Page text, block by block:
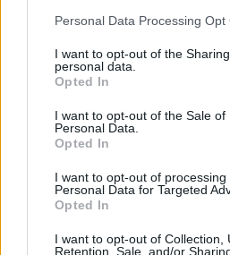
Personal Data Processing Opt
I want to opt-out of the
personal data.
Opted In
I want to opt-out of the Sale of
Personal Data.
Opted In
I want to opt-out of processing
Personal Data for Targeted
Opted In
I want to opt-out of Collection,
Retention, Sale, and/or
Zpravodajství
Příbram
Přibudou i tři
Středočeský kraj
Obce nově získají
vzniku odpadu